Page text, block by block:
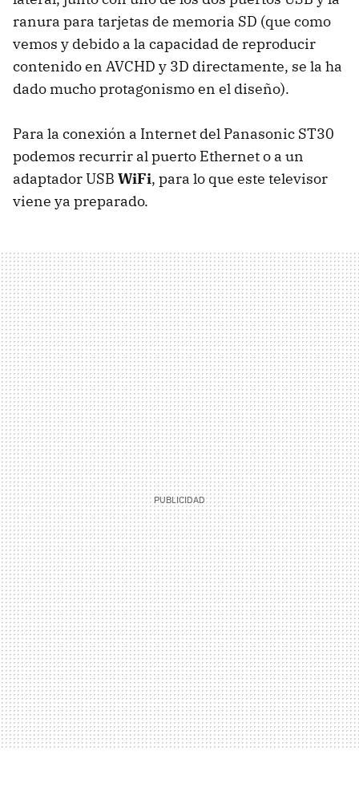
ranura para tarjetas de memoria SD (que como
vemos y debido a la capacidad de reproducir
contenido en AVCHD y 3D directamente, se la ha
dado mucho protagonismo en el diseño).
Para la conexión a Internet del Panasonic ST30
podemos recurrir al puerto Ethernet o a un
adaptadorUSB WiFi, para lo que este televisor
viene ya preparado.